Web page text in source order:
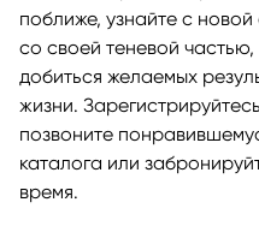
поближе, узнайте с
со своей теневой
добиться желаемых
жизни.
позвоните
каталога или
время.